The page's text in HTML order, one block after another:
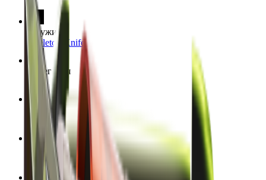
Оружие
Skeleton Knife
Категория
Нож
Отделка
Boreal Forest
Стиль отделки
Гидрография